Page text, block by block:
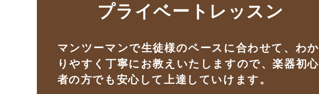
プライベートレッスン
マンツーマンで生徒様のペースに合わせて、わか
りやすく丁寧にお教えいたしますので、楽器初心
者の方でも安心して上達していけます。